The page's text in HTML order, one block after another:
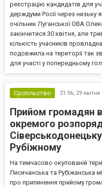
реєстрацію кандидатів для
держдуми Росії через низьку
очільник Луганської ОВА
закінчитися 30 квітня, але
кількість учасників
подовжила на території так
для участі у попередньому
Суспільство 21:56, 29 квітня
Прийом громадян в
окремого
Рубіжному
На тимчасово окупованій
Лисичанська та Рубіжанська
про припинення прийому